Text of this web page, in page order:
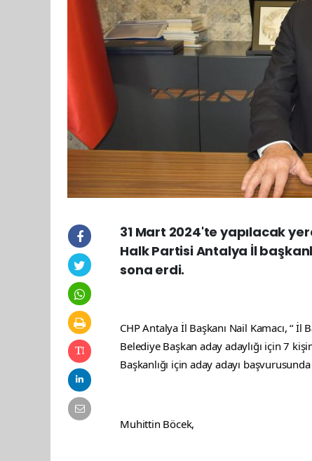
31 Mart 2024'te yapılacak
Halk Partisi Antalya İl
sona erdi.
CHP Antalya İl Başkanı Nail Kamacı, “ İl
Belediye Başkan aday adaylığı için 7
Başkanlığı için aday adayı
Muhittin Böcek,